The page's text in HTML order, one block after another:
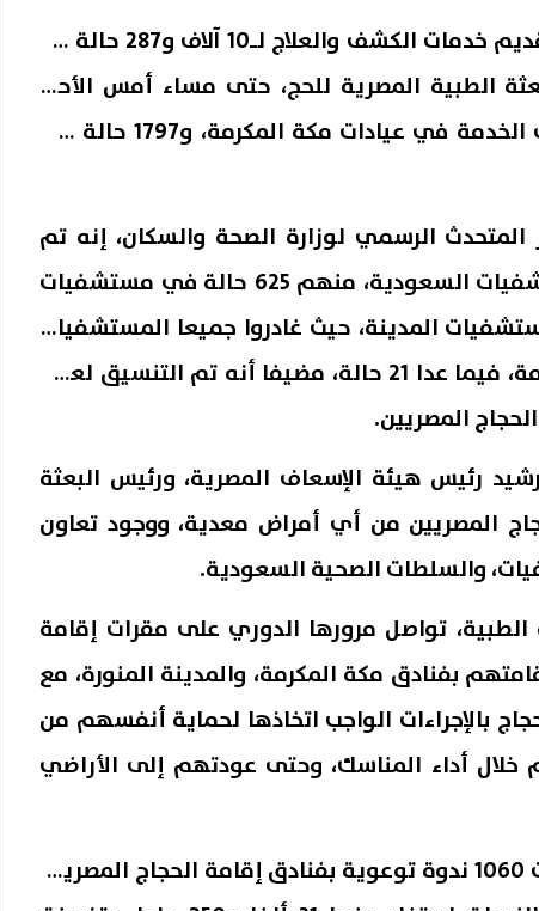
أعلنت وزارة الصحة والسكان، تقديم خدمات الكشف والعلاج لـ10 آلاف و287 حالة من
للبعثة الطبية المصرية للحج، حتى مساء أمس الأحد،
بينهم 8 آلاف و490 حالة، تلقت الخدمة في عيادات مكة المكرمة، و1797 حالة في
المتحدث الرسمي لوزارة الصحة والسكان، إنه تم
تحويل 655 حالة مرضية للمستشفيات السعودية، منهم 625 حالة في مستشفيات
حالة في مستشفيات المدينة، حيث غادروا جميعا المستشفيات
بعد تلقي الخدمات الطبية اللازمة، فيما عدا 21 حالة، مضيفا أنه تم التنسيق لعمل
رئيس هيئة الإسعاف المصرية، ورئيس البعثة
المصريين من أي أمراض معدية، ووجود تعاون
والسلطات الصحية السعودية.
تواصل مرورها الدوري على مقرات إقامة
بفنادق مكة المكرمة، والمدينة المنورة، مع
بالإجراءات الواجب اتخاذها لحماية أنفسهم من
خلال أداء المناسك، وحتى عودتهم إلى الأراضي
وأضاف «رشيد» أن البعثة نظمت 1060 ندوة توعوية بفنادق إقامة الحجاج المصريين
تل أبيب تواجه
من الطائرات المسيّرة
قيود جديدة
إصابة 11 مدنيًا في هجوم للحوثيين
على نجران.. والتحالف يتوعد بإجراءات
07 أغسطس, 2026 02:43 ص